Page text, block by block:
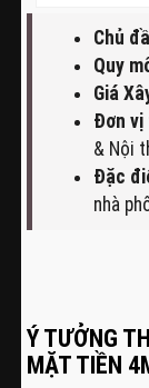
Chủ
Quy
Giá
Đơn
& Nội
Đặc
nhà
Ý TƯỞNG
MẶT TIỀN